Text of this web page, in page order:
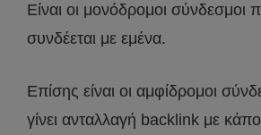
Είναι οι μονόδρομοι σύνδεσμοι
συνδέεται με εμένα.
Επίσης είναι οι αμφίδρομοι
γίνει ανταλλαγή backlink με